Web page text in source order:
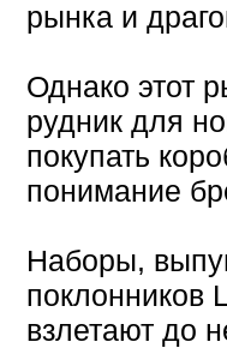
рынка и
Однако этот
рудник для
покупать
понимание
Наборы,
поклонников
взлетают до